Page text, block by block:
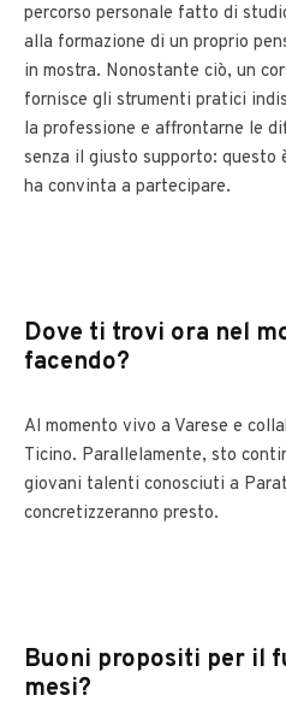
percorso personale fatto di
alla formazione di un proprio
in mostra. Nonostante ciò, un
fornisce gli strumenti pratici
la professione e affrontarne le
senza il giusto supporto: questo
ha convinta a partecipare.
Dove ti trovi ora nel
facendo?
Al momento vivo a Varese e
Ticino. Parallelamente, sto
giovani talenti conosciuti a
concretizzeranno presto.
Buoni propositi per il
mesi?